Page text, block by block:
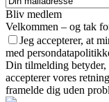
Bliv medlem
Velkommen – og tak
Jeg accepterer, at
med
Din tilmelding betyder,
accepterer vores
framelde dig uden